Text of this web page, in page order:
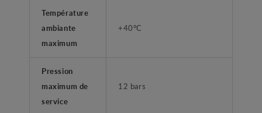
Température
ambiante
maximum
+40°C
Pression
maximum de
service
12 bars